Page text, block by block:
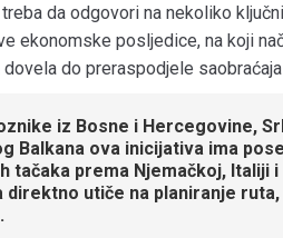
da odgovori na nekoliko
ekonomske posljedice, na koji
do preraspodjele
iz Bosne i Hercegovine,
Balkana ova inicijativa ima
tačaka prema Njemačkoj, Italiji
direktno utiče na planiranje